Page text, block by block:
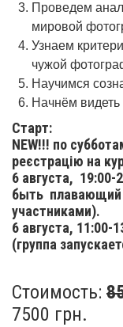
Проведем
мировой
Узнаем
чужой
Научимся
Начнём видеть
Старт:
NEW!!! по
реєстрацію на
6 августа, 19:00-
быть плавающий
участниками).
6 августа, 11:00-
(группа
Стоимость:
7500 грн.